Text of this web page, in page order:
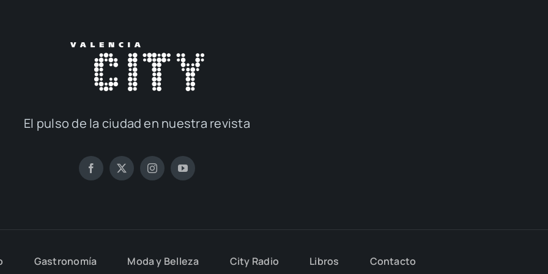
El pul­so de la ciu­dad en nues­tra revis­ta
Gas­tro­no­mía Moda y Belle­za City Radio Libros Con­tac­to